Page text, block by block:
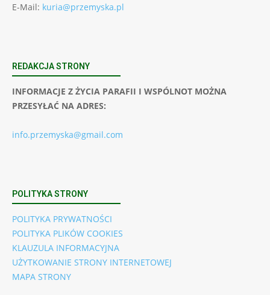
E-Mail: kuria@przemyska.pl
REDAKCJA STRONY
INFORMACJE Z ŻYCIA PARAFII I WSPÓLNOT MOŻNA
PRZESYŁAĆ NA ADRES:
info.przemyska@gmail.com
POLITYKA STRONY
POLITYKA PRYWATNOŚCI
POLITYKA PLIKÓW COOKIES
KLAUZULA INFORMACYJNA
UŻYTKOWANIE STRONY INTERNETOWEJ
MAPA STRONY